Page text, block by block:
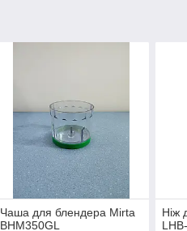
Чаша для блендера Mirta
BHM350GL
Ніж